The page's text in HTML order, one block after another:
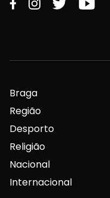
Braga
Região
Desporto
Religião
Nacional
Internacional